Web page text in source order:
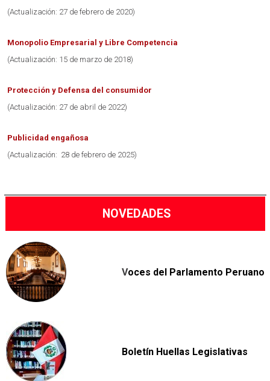
(Actualización: 27 de febrero de 2020)
Monopolio Empresarial y Libre Competencia
(Actualización: 15 de marzo de 2018)
Protección y Defensa del consumidor
(Actualización: 27 de abril de 2022)
Publicidad engañosa
(Actualización: 28 de febrero de 2025)
NOVEDADES
Voces del Parlamento Peruano
Boletín Huellas Legislativas